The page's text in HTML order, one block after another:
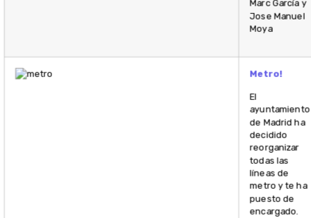
Marc García y
Jose Manuel
Moya
Metro!
El
ayuntamiento
de Madrid ha
decidido
reorganizar
todas las
líneas de
metro y te ha
puesto de
encargado.